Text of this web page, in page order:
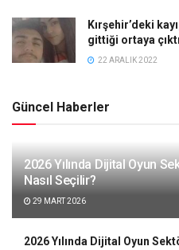
Kırşehir’deki
gittiği ortaya çıktı
22 ARALIK 2022
Güncel Haberler
2026 Yılında Dijital Oyun
Nasıl Seçilir?
29 MART 2026
2026 Yılında Dijital Oyun